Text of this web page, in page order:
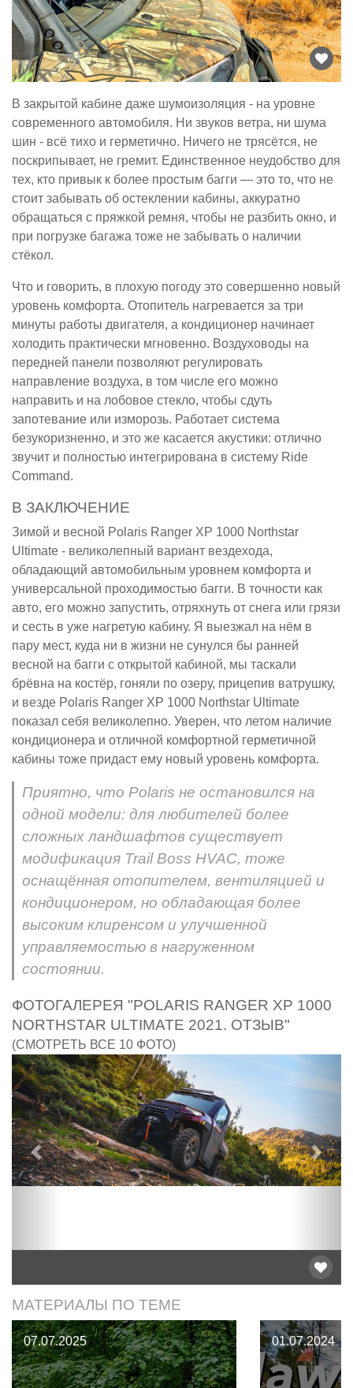
В закрытой кабине даже шумоизоляция - на уровне
современного автомобиля. Ни звуков ветра, ни шума
шин - всё тихо и герметично. Ничего не трясётся, не
поскрипывает, не гремит. Единственное неудобство для
тех, кто привык к более простым багги — это то, что не
стоит забывать об остеклении кабины, аккуратно
обращаться с пряжкой ремня, чтобы не разбить окно, и
при погрузке багажа тоже не забывать о наличии
стёкол.
Что и говорить, в плохую погоду это совершенно новый
уровень комфорта. Отопитель нагревается за три
минуты работы двигателя, а кондиционер начинает
холодить практически мгновенно. Воздуховоды на
передней панели позволяют регулировать
направление воздуха, в том числе его можно
направить и на лобовое стекло, чтобы сдуть
запотевание или изморозь. Работает система
безукоризненно, и это же касается акустики: отлично
звучит и полностью интегрирована в систему Ride
Command.
В ЗАКЛЮЧЕНИЕ
Зимой и весной Polaris Ranger XP 1000 Northstar
Ultimate - великолепный вариант вездехода,
обладающий автомобильным уровнем комфорта и
универсальной проходимостью багги. В точности как
авто, его можно запустить, отряхнуть от снега или грязи
и сесть в уже нагретую кабину. Я выезжал на нём в
пару мест, куда ни в жизни не сунулся бы ранней
весной на багги с открытой кабиной, мы таскали
брёвна на костёр, гоняли по озеру, прицепив ватрушку,
и везде Polaris Ranger XP 1000 Northstar Ultimate
показал себя великолепно. Уверен, что летом наличие
кондиционера и отличной комфортной герметичной
кабины тоже придаст ему новый уровень комфорта.
Приятно, что Polaris не остановился на
одной модели: для любителей более
сложных ландшафтов существует
модификация Trail Boss HVAC, тоже
оснащённая отопителем, вентиляцией и
кондиционером, но обладающая более
высоким клиренсом и улучшенной
управляемостью в нагруженном
состоянии.
ФОТОГАЛЕРЕЯ "POLARIS RANGER XP 1000
NORTHSTAR ULTIMATE 2021. ОТЗЫВ"
(СМОТРЕТЬ ВСЕ 10 ФОТО)
Предыдущий
МАТЕРИАЛЫ ПО ТЕМЕ
07.07.2025 01.07.2024